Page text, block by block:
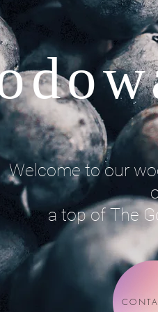
Welcome to our
a top of The